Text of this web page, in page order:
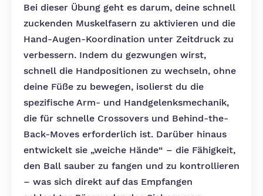
Bei dieser Übung geht es darum, deine schnell
zuckenden Muskelfasern zu aktivieren und die
Hand-Augen-Koordination unter Zeitdruck zu
verbessern. Indem du gezwungen wirst,
schnell die Handpositionen zu wechseln, ohne
deine Füße zu bewegen, isolierst du die
spezifische Arm- und Handgelenksmechanik,
die für schnelle Crossovers und Behind-the-
Back-Moves erforderlich ist. Darüber hinaus
entwickelt sie „weiche Hände“ – die Fähigkeit,
den Ball sauber zu fangen und zu kontrollieren
– was sich direkt auf das Empfangen